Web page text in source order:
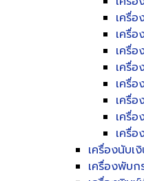
เครื่
เครื่อ
เครื่อ
เครื่
เครื่
เครื่อ
เครื่อ
เครื่อ
เครื่องนับเ
เครื่องพับก